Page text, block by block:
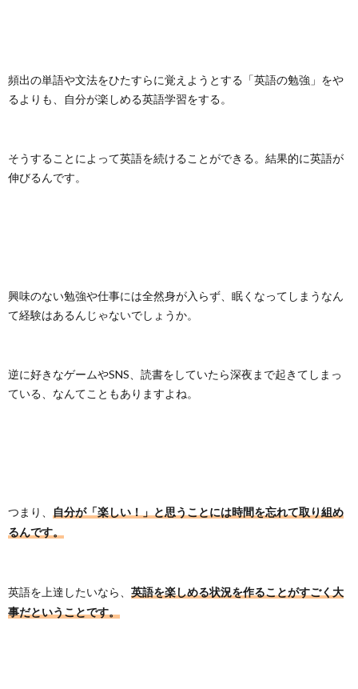
頻出の単語や文法をひたすらに覚えようとする「英語の勉強」をや
るよりも、自分が楽しめる英語学習をする。
そうすることによって英語を続けることができる。結果的に英語が
伸びるんです。
興味のない勉強や仕事には全然身が入らず、眠くなってしまうなん
て経験はあるんじゃないでしょうか。
逆に好きなゲームやSNS、読書をしていたら深夜まで起きてしまっ
ている、なんてこともありますよね。
つまり、
自分が「楽しい！」と思うことには時間を忘れて取り組め
るんです。
英語を上達したいなら、 英語を楽しめる状況を作ることがすごく大
事だということです。